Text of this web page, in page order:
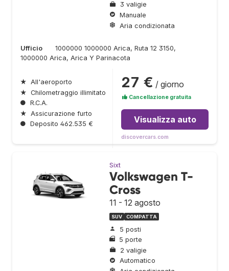
3 valigie
Manuale
Aria condizionata
Ufficio
1000000 1000000 Arica, Ruta 12 3150,
1000000 Arica, Arica Y Parinacota
★ All'aeroporto
★ Chilometraggio illimitato
● R.C.A.
★ Assicurazione furto
● Deposito 462.535 €
27 € / giorno
Cancellazione gratuita
Visualizza auto
discovercars.com
Sixt
Volkswagen T-
Cross
11 - 12 agosto
SUV COMPATTA
5 posti
5 porte
2 valigie
Automatico